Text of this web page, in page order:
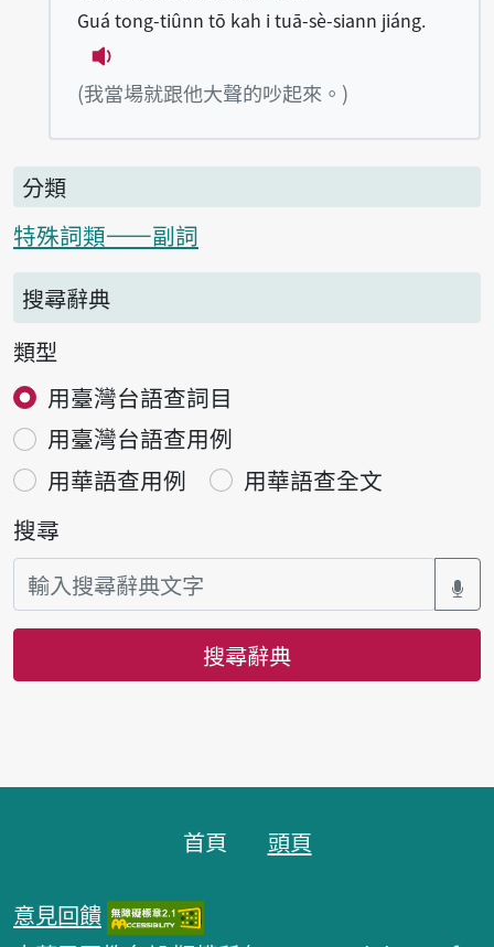
Guá tong-tiûnn tō kah i tuā-sè-siann jiáng.
播放例句Guá tong-tiûnn tō kah i tuā-
(我當場就跟他大聲的吵起來。)
分類
特殊詞類——副詞
搜尋辭典
類型
用臺灣台語查詞目
用臺灣台語查用例
用華語查用例
用華語查全文
搜尋
搜尋辭典
首頁 頭頁
意見回饋